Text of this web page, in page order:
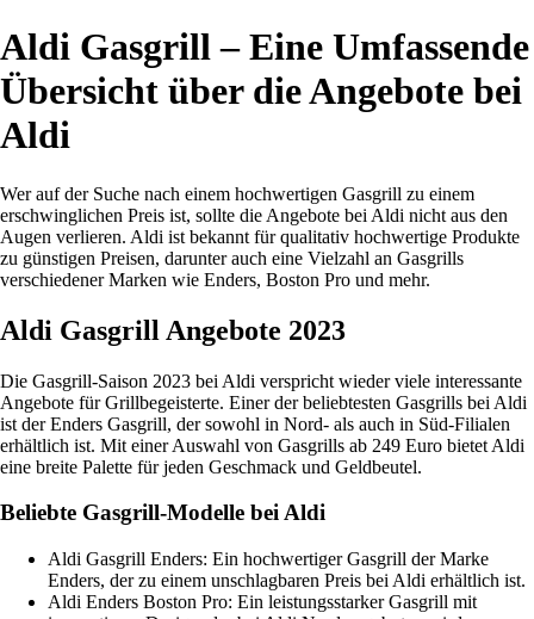
Aldi Gasgrill – Eine Umfassende
Übersicht über die Angebote bei
Aldi
Wer auf der Suche nach einem hochwertigen Gasgrill zu einem
erschwinglichen Preis ist, sollte die Angebote bei Aldi nicht aus den
Augen verlieren. Aldi ist bekannt für qualitativ hochwertige Produkte
zu günstigen Preisen, darunter auch eine Vielzahl an Gasgrills
verschiedener Marken wie Enders, Boston Pro und mehr.
Aldi Gasgrill Angebote 2023
Die Gasgrill-Saison 2023 bei Aldi verspricht wieder viele interessante
Angebote für Grillbegeisterte. Einer der beliebtesten Gasgrills bei Aldi
ist der Enders Gasgrill, der sowohl in Nord- als auch in Süd-Filialen
erhältlich ist. Mit einer Auswahl von Gasgrills ab 249 Euro bietet Aldi
eine breite Palette für jeden Geschmack und Geldbeutel.
Beliebte Gasgrill-Modelle bei Aldi
Aldi Gasgrill Enders: Ein hochwertiger Gasgrill der Marke
Enders, der zu einem unschlagbaren Preis bei Aldi erhältlich ist.
Aldi Enders Boston Pro: Ein leistungsstarker Gasgrill mit